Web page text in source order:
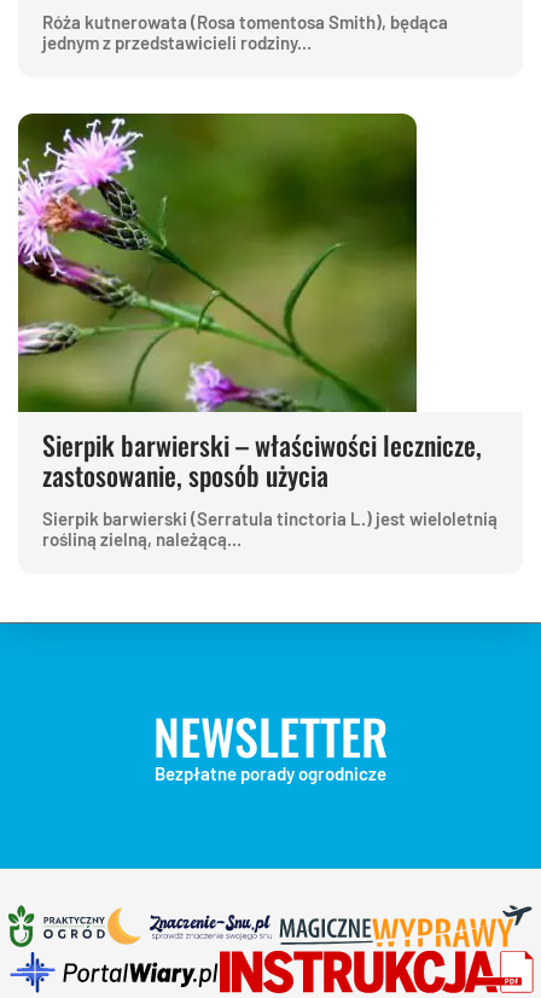
Róża kutnerowata (Rosa tomentosa Smith), będąca
jednym z przedstawicieli rodziny...
Sierpik barwierski – właściwości lecznicze,
zastosowanie, sposób użycia
Sierpik barwierski (Serratula tinctoria L.) jest wieloletnią
rośliną zielną, należącą...
NEWSLETTER
Bezpłatne porady ogrodnicze